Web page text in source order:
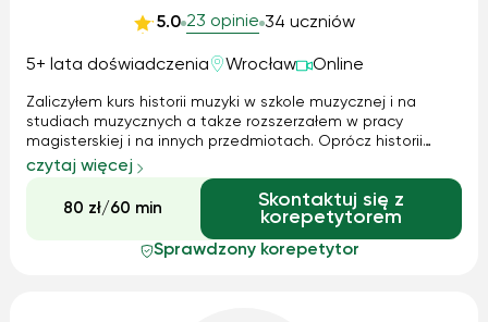
5.0 23 opinie 34 uczniów
5+ lata doświadczenia Wrocław Online
Zaliczyłem kurs historii muzyki w szkole muzycznej i na
studiach muzycznych a takze rozszerzałem w pracy
magisterskiej i na innych przedmiotach. Oprócz historii
muzyki prowadzę zajęcia z innych przedmiotów
teoretyczno-muzycznych takich jak: kształcenie słuchu,
zasady muzyki, harmonia i analiza.
czytaj więcej
80 zł/60 min
Skontaktuj się z
korepetytorem
Sprawdzony korepetytor